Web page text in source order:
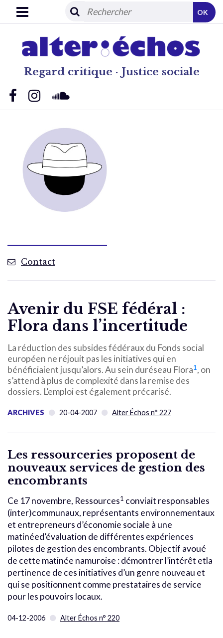
Regard critique · Justice sociale
OK
Contact
Avenir du FSE fédéral :
Flora dans l’incertitude
La réduction des subsides fédéraux du Fonds social
européen ne réjouit pas les initiatives qui en
bénéficiaient jusqu’alors. Au sein duréseau Flora1 , on
s’attend à plus de complexité dans la remise des
dossiers. L’emploi est également précarisé.
ARCHIVES 20-04-2007 Alter Échos n° 227
Les ressourceries proposent de
nouveaux services de gestion des
encombrants
Ce 17 novembre, Ressources1 conviait responsables
(inter)communaux, représentants environnementaux
et entrepreneurs d’économie sociale à une
matinéed’évaluation de différentes expériences
pilotes de gestion des encombrants. Objectif avoué
de cette matinée namuroise : démontrer l’intérêt etla
pertinence de ces initiatives d’un genre nouveau et
qui se positionnent comme prestataires de service
pour les pouvoirs locaux.
04-12-2006 Alter Échos n° 220